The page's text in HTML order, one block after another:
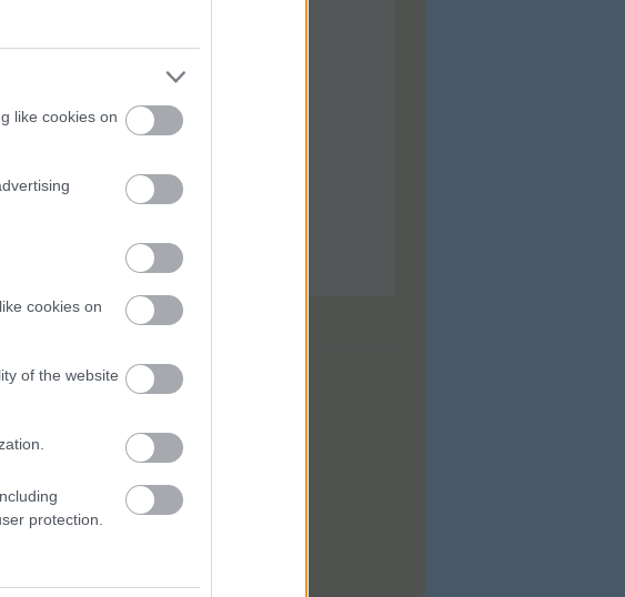
like cookies on
cookies on
of the website
protection.
2014 március (92)
(88
2014 január (97
2013 december
2013 október
31
...
Feedek
RSS 2.0
bejegyzések,kommentek
bejegyzések,kommentek